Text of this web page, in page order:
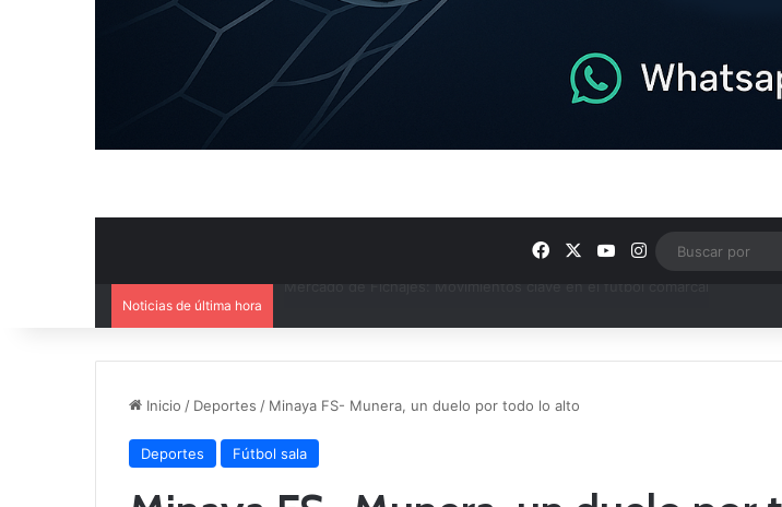
FacebookYouTube
Instagram
Noticias de última hora
Inicio / Deportes / Minaya FS- Munera, un duelo por todo lo alto
Deportes Fútbol sala